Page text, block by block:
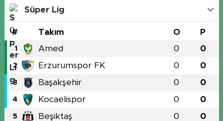
Süper Lig
# Takım O P
1 Amed 0 0
2 Erzurumspor FK 0 0
3 Başakşehir 0 0
4 Kocaelispor 0 0
5 Beşiktaş 0 0